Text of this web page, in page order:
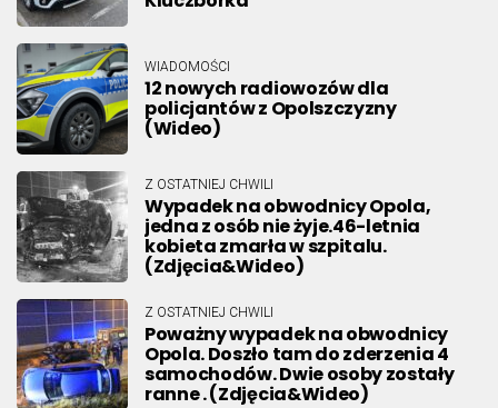
WIADOMOŚCI
12 nowych radiowozów dla
policjantów z Opolszczyzny
(Wideo)
Z OSTATNIEJ CHWILI
Wypadek na obwodnicy Opola,
jedna z osób nie żyje.46-letnia
kobieta zmarła w szpitalu.
(Zdjęcia&Wideo)
Z OSTATNIEJ CHWILI
Poważny wypadek na obwodnicy
Opola. Doszło tam do zderzenia 4
samochodów. Dwie osoby zostały
ranne . (Zdjęcia&Wideo)